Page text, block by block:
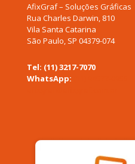
AfixGraf – Soluções Gráficas
Rua Charles Darwin, 810
Vila Santa Catarina
São Paulo, SP 04379-074
Tel: (11) 3217-7070
WhatsApp: